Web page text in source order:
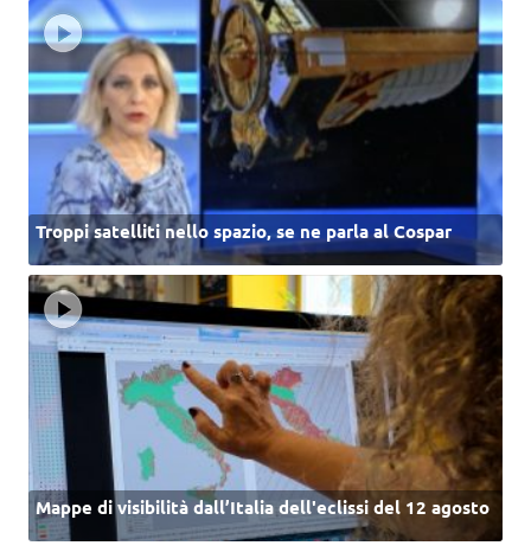
Troppi satelliti nello spazio, se ne parla al Cospar
Mappe di visibilità dall’Italia dell'eclissi del 12 agosto